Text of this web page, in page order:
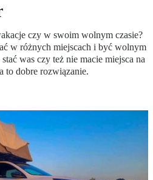
czy w swoim wolnym czasie?
w różnych miejscach i być wolnym
was czy też nie macie miejsca na
to dobre rozwiązanie.